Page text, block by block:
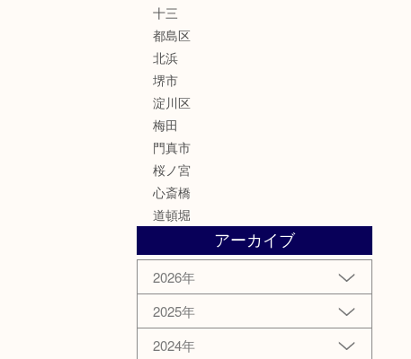
十三
都島区
北浜
堺市
淀川区
梅田
門真市
桜ノ宮
心斎橋
道頓堀
アーカイブ
2026年
2025年
2024年